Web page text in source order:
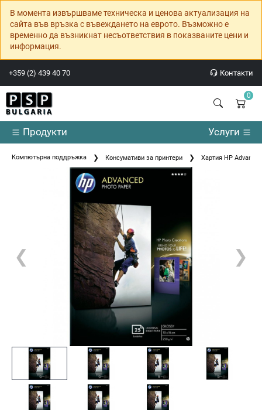
В момента извършваме техническа и ценова актуализация на
сайта във връзка с въвеждането на еврото. Възможно е
временно да възникнат несъответствия в показваните цени и
информация.
+359 (2) 439 40 70 Контакти
0
Продукти Услуги
Компютърна поддръжка Консумативи за принтери Хартия HP
❮ ❯